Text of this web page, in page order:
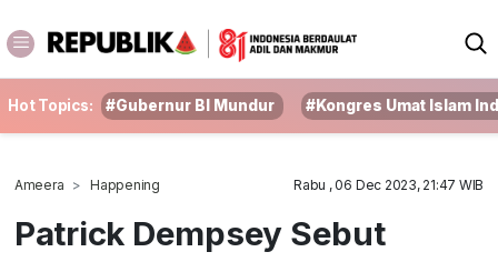
Hot Topics: #Gubernur BI Mundur #Kongres Umat Islam
Ameera Happening Rabu , 06 Dec 2023, 21:47 WIB
Patrick Dempsey Sebut